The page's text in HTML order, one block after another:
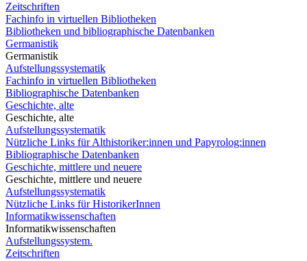
Zeitschriften
Fachinfo in virtuellen Bibliotheken
Bibliotheken und bibliographische Datenbanken
Germanistik
Germanistik
Aufstellungssystematik
Fachinfo in virtuellen Bibliotheken
Bibliographische Datenbanken
Geschichte, alte
Geschichte, alte
Aufstellungssystematik
Nützliche Links für Althistoriker:innen und Papyrolog:innen
Bibliographische Datenbanken
Geschichte, mittlere und neuere
Geschichte, mittlere und neuere
Aufstellungssystematik
Nützliche Links für HistorikerInnen
Informatikwissenschaften
Informatikwissenschaften
Aufstellungssystem.
Zeitschriften